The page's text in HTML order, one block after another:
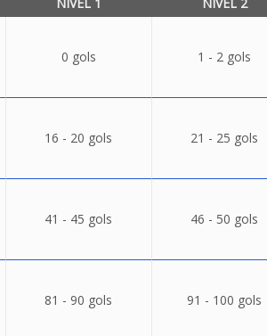
0 gols 1 - 2 gols
16 - 20 gols 21 - 25 gols
41 - 45 gols 46 - 50 gols
81 - 90 gols 91 - 100 gols